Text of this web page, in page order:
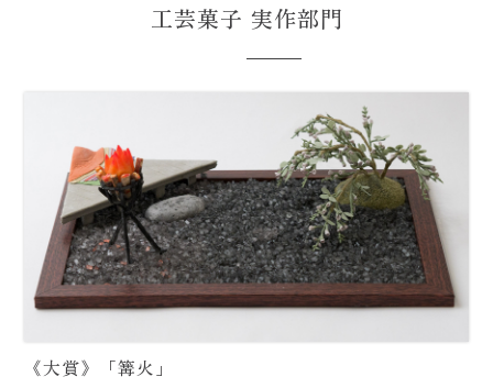
工芸菓子 実作部門
《大賞》「篝火」